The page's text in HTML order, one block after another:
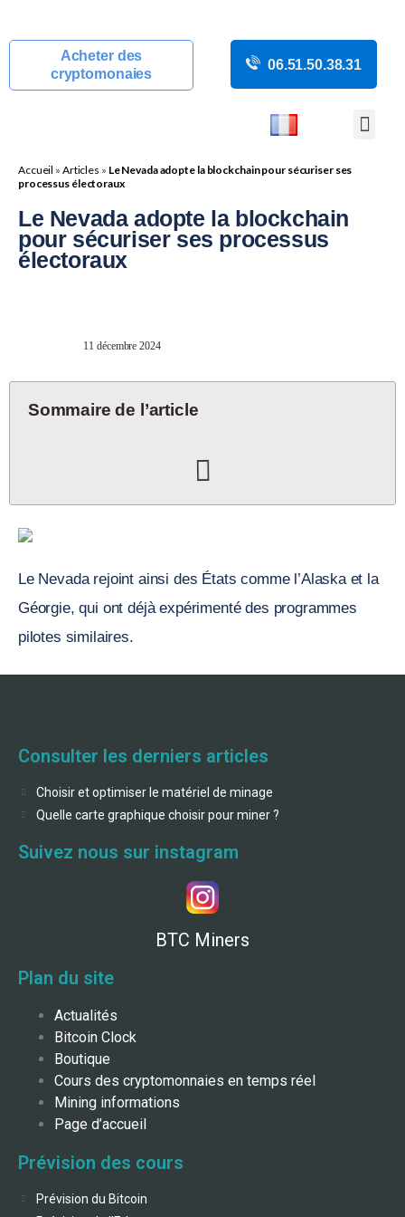
Acheter des
cryptomonaies
06.51.50.38.31
Accueil » Articles » Le Nevada adopte la blockchain pour sécuriser ses
processus électoraux
Le Nevada adopte la blockchain
pour sécuriser ses processus
électoraux
11 décembre 2024
Sommaire de l’article
Le Nevada rejoint ainsi des États comme l’Alaska et la
Géorgie, qui ont déjà expérimenté des programmes
pilotes similaires.
Consulter les derniers articles
Choisir et optimiser le matériel de minage
Quelle carte graphique choisir pour miner ?
Suivez nous sur instagram
BTC Miners
Plan du site
Actualités
Bitcoin Clock
Boutique
Cours des cryptomonnaies en temps réel
Mining informations
Page d’accueil
Prévision des cours
Prévision du Bitcoin